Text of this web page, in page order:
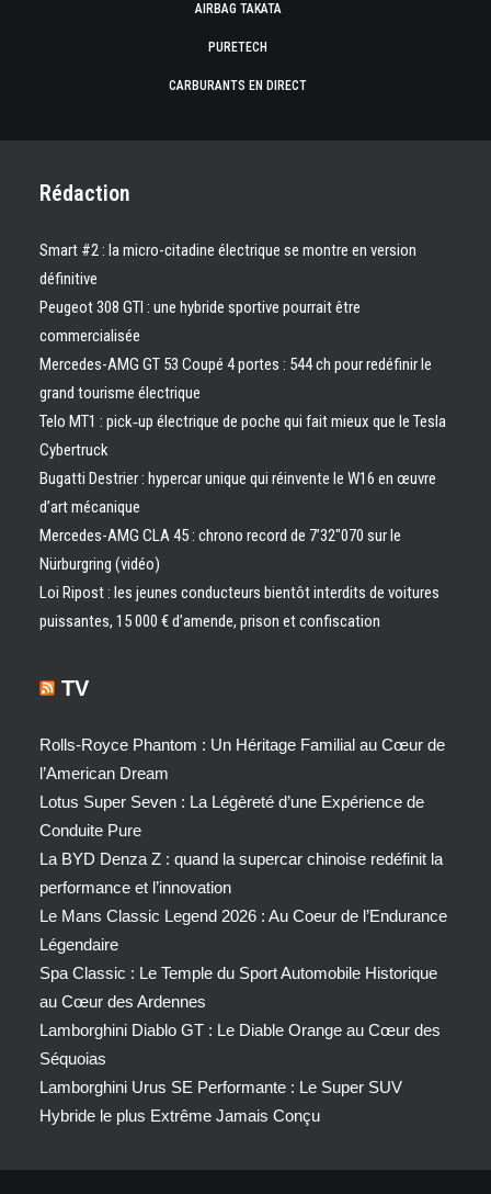
AIRBAG TAKATA
PURETECH
CARBURANTS EN DIRECT
Rédaction
Smart #2 : la micro-citadine électrique se montre en version
définitive
Peugeot 308 GTI : une hybride sportive pourrait être
commercialisée
Mercedes-AMG GT 53 Coupé 4 portes : 544 ch pour redéfinir le
grand tourisme électrique
Telo MT1 : pick‑up électrique de poche qui fait mieux que le Tesla
Cybertruck
Bugatti Destrier : hypercar unique qui réinvente le W16 en œuvre
d’art mécanique
Mercedes-AMG CLA 45 : chrono record de 7’32″070 sur le
Nürburgring (vidéo)
Loi Ripost : les jeunes conducteurs bientôt interdits de voitures
puissantes, 15 000 € d’amende, prison et confiscation
TV
Rolls-Royce Phantom : Un Héritage Familial au Cœur de
l’American Dream
Lotus Super Seven : La Légèreté d’une Expérience de
Conduite Pure
La BYD Denza Z : quand la supercar chinoise redéfinit la
performance et l’innovation
Le Mans Classic Legend 2026 : Au Coeur de l’Endurance
Légendaire
Spa Classic : Le Temple du Sport Automobile Historique
au Cœur des Ardennes
Lamborghini Diablo GT : Le Diable Orange au Cœur des
Séquoias
Lamborghini Urus SE Performante : Le Super SUV
Hybride le plus Extrême Jamais Conçu